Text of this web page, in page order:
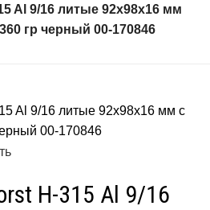
Al 9/16 литые 92х98х16 мм
гр черный 00-170846
H-315 Al 9/16